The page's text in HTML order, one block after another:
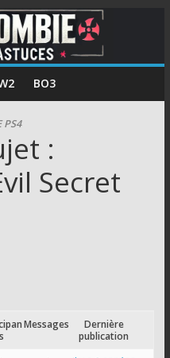
BO3
PS4
:
Secret
Messages
Dernière
publication